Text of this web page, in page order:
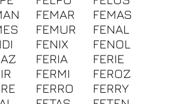
FEMAR
FEMAS
FEMUR
FENAL
FENIX
FENOL
FERIA
FERIE
FERMI
FEROZ
FERRO
FERRY